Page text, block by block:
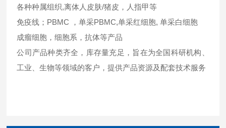
各种种属组织,离体人皮肤/猪皮，人指甲等
免疫线；PBMC ，单采PBMC,单采红细胞, 单采白细胞
成瘤细胞，细胞系，抗体等产品
公司产品种类齐全，库存量充足，旨在为全国科研机构、
工业、生物等领域的客户，提供产品资源及配套技术服务